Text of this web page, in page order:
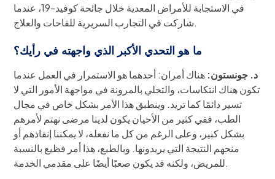
في الاستجابة للأمراض المعدية خلال جائحة كوفيد-19، عندما
شاركت في التجارب السريرية للقاحات والعلاج.
ما هو التحدي الأكبر الذي واجهته في رأيك؟
د. جونستون: هناك أمران: أحدهما هو الاستمرار في العمل عندما
تكون هناك انتكاسات، والتحلي بالمرونة في مواجهة الأمور التي لا
تسير دائمًا كما تريد. وينطبق هذا الأمر بشكل خاص في مجال
الطب، ففي كثير من الأحيان يكون لدينا مرضى نهتم لأمرهم
بشكل كبير، وعلى الرغم من كل ما نفعله، لا يمكننا إنقاذهم أو
منحهم النتيجة التي يريدونها. وبالطبع، هذا أمر فظيع بالنسبة
للمريض، ولكنه قد يكون صعبًا أيضًا على مقدمي الخدمة.